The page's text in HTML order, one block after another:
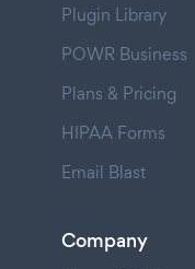
Plugin Library
POWR Business
Plans & Pricing
HIPAA Forms
Email Blast
Company